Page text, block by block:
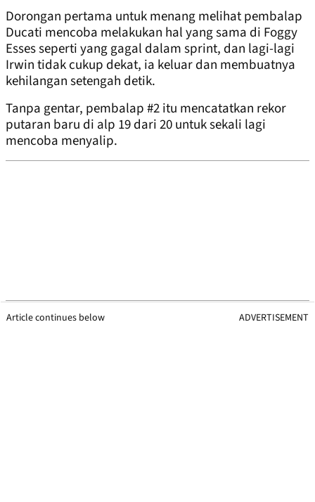
Dorongan pertama untuk menang melihat pembalap
Ducati mencoba melakukan hal yang sama di Foggy
Esses seperti yang gagal dalam sprint, dan lagi-lagi
Irwin tidak cukup dekat, ia keluar dan membuatnya
kehilangan setengah detik.
Tanpa gentar, pembalap #2 itu mencatatkan rekor
putaran baru di alp 19 dari 20 untuk sekali lagi
mencoba menyalip.
Article continues below ADVERTISEMENT